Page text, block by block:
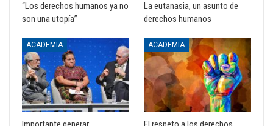
“Los derechos humanos ya no
son una utopía”
La eutanasia, un asunto de
derechos humanos
ACADEMIA ACADEMIA